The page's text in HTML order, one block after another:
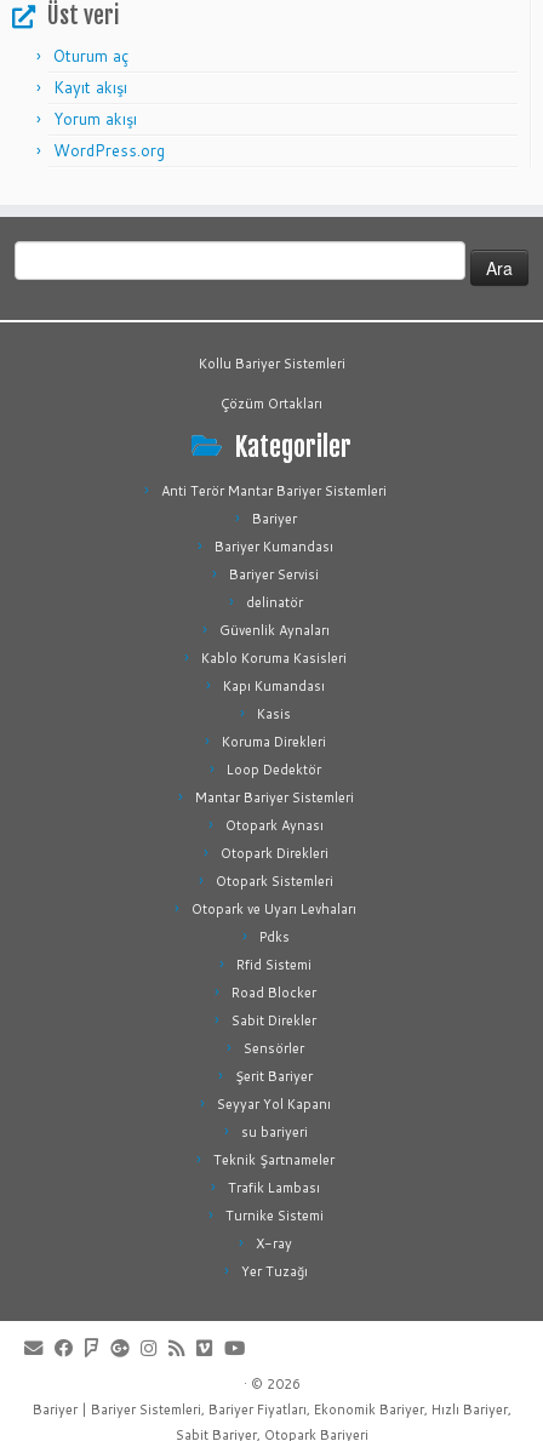
Üst veri
Oturum aç
Kayıt akışı
Yorum akışı
WordPress.org
Kollu Bariyer Sistemleri
Çözüm Ortakları
Kategoriler
Anti Terör Mantar Bariyer Sistemleri
Bariyer
Bariyer Kumandası
Bariyer Servisi
delinatör
Güvenlik Aynaları
Kablo Koruma Kasisleri
Kapı Kumandası
Kasis
Koruma Direkleri
Loop Dedektör
Mantar Bariyer Sistemleri
Otopark Aynası
Otopark Direkleri
Otopark Sistemleri
Otopark ve Uyarı Levhaları
Pdks
Rfid Sistemi
Road Blocker
Sabit Direkler
Sensörler
Şerit Bariyer
Seyyar Yol Kapanı
su bariyeri
Teknik Şartnameler
Trafik Lambası
Turnike Sistemi
X-ray
Yer Tuzağı
· © 2026
Bariyer | Bariyer Sistemleri, Bariyer Fiyatları, Ekonomik Bariyer, Hızlı Bariyer,
Sabit Bariyer, Otopark Bariyeri